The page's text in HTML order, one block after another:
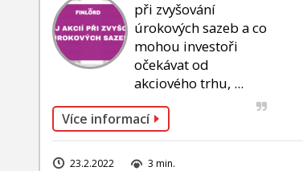
při zvyšování
úrokových sazeb a co
mohou investoři
očekávat od
akciového trhu, ...
Více informací
23.2.2022 3 min.